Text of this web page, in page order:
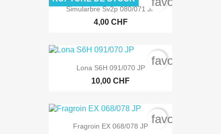
Simularbre Sv2p 080/071 JP
4,00 CHF
Lona S6H 091/070 JP
10,00 CHF
Fragroin EX 068/078 JP